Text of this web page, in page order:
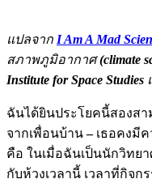
แปลจาก I Am A Mad
สภาพภูมิอากาศ(climate
Institute for Space Studies
ฉันได้ยินประโยคนี้สองสา
จากเพื่อนบ้าน– เธอคงมี
คือ ในเมื่อฉันเป็นนักวิทย
กับห้วงเวลานี้ เวลาที่กิจก